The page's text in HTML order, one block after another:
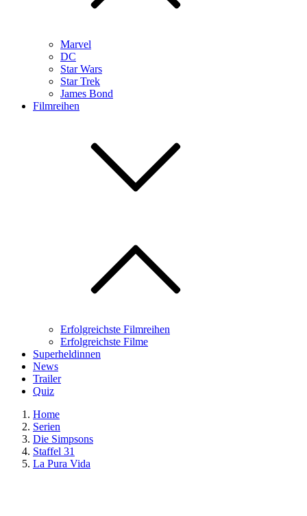
Marvel
DC
Star Wars
Star Trek
James Bond
Filmreihen
Erfolgreichste Filmreihen
Erfolgreichste Filme
Superheldinnen
News
Trailer
Quiz
Home
Serien
Die Simpsons
Staffel 31
La Pura Vida